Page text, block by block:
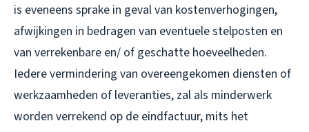
is eveneens sprake in geval van kostenverhogingen,
afwijkingen in bedragen van eventuele stelposten en
van verrekenbare en/ of geschatte hoeveelheden.
Iedere vermindering van overeengekomen diensten of
werkzaamheden of leveranties, zal als minderwerk
worden verrekend op de eindfactuur, mits het